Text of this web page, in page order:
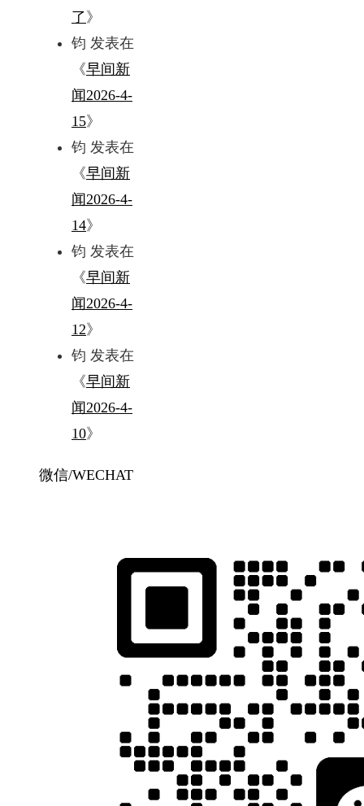
了》
钧 发表在
《早间新
闻2026-4-
15》
钧 发表在
《早间新
闻2026-4-
14》
钧 发表在
《早间新
闻2026-4-
12》
钧 发表在
《早间新
闻2026-4-
10》
微信/WECHAT